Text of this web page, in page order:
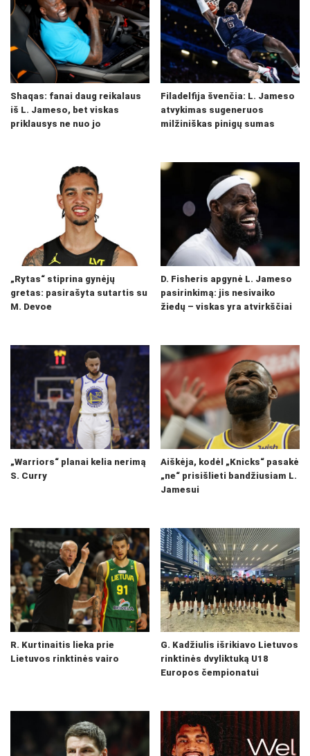
Shaqas: fanai daug reikalaus
iš L. Jameso, bet viskas
priklausys ne nuo jo
Filadelfija švenčia: L. Jameso
atvykimas sugeneruos
milžiniškas pinigų sumas
„Rytas“ stiprina gynėjų
gretas: pasirašyta sutartis su
M. Devoe
D. Fisheris apgynė L. Jameso
pasirinkimą: jis nesivaiko
žiedų – viskas yra atvirkščiai
„Warriors“ planai kelia nerimą
S. Curry
Aiškėja, kodėl „Knicks“ pasakė
„ne“ prisišlieti bandžiusiam L.
Jamesui
R. Kurtinaitis lieka prie
Lietuvos rinktinės vairo
G. Kadžiulis išrikiavo Lietuvos
rinktinės dvyliktuką U18
Europos čempionatui